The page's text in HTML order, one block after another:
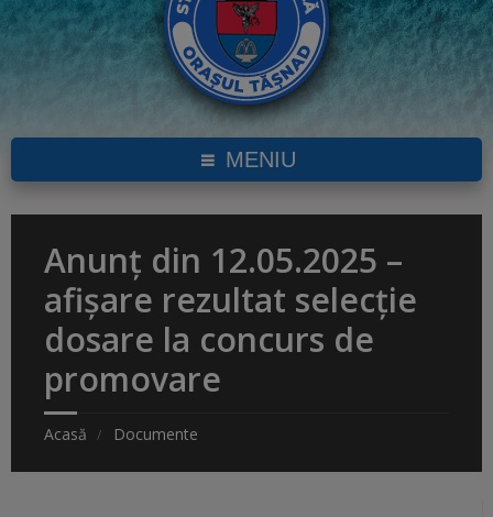
MENIU
Anunț din 12.05.2025 –
afișare rezultat selecție
dosare la concurs de
promovare
Acasă Documente